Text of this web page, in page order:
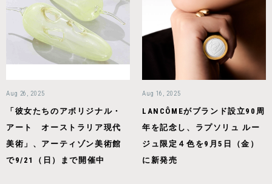
Aug 26, 2025
「彼女たちのアボリジナル・
アート オーストラリア現代
美術」、アーティゾン美術館
で9/21（日）まで開催中
Aug 16, 2025
LANCÔMEがブランド設立90周
年を記念し、ラプソリュ ルー
ジュ限定４色を9月5日（金）
に新発売